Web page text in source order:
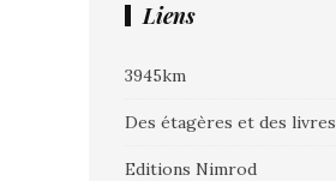
Liens
3945km
Des étagères et des livres
Editions Nimrod